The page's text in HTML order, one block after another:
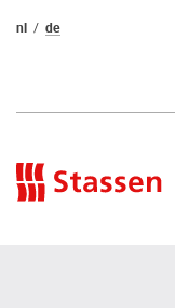
nl
de